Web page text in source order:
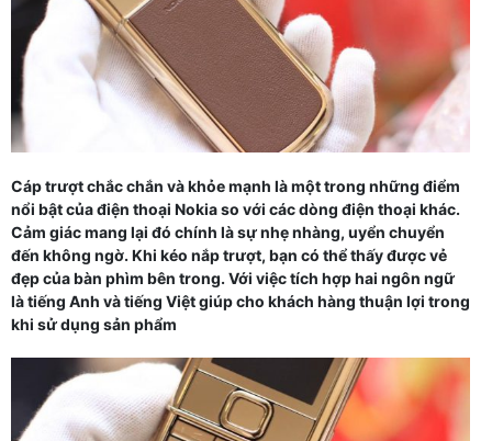
Cáp trượt chắc chắn và khỏe mạnh là một trong những điểm
nổi bật của điện thoại Nokia so với các dòng điện thoại khác.
Cảm giác mang lại đó chính là sự nhẹ nhàng, uyển chuyển
đến không ngờ. Khi kéo nắp trượt, bạn có thể thấy được vẻ
đẹp của bàn phìm bên trong. Với việc tích hợp hai ngôn ngữ
là tiếng Anh và tiếng Việt giúp cho khách hàng thuận lợi trong
khi sử dụng sản phẩm